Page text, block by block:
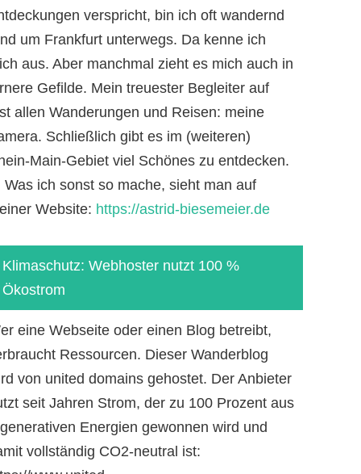
verspricht, bin ich oft wandernd
um Frankfurt unterwegs. Da kenne ich
aus. Aber manchmal zieht es mich auch in
Gefilde. Mein treuester Begleiter auf
allen Wanderungen und Reisen: meine
Schließlich gibt es im (weiteren)
Main-Gebiet viel Schönes zu entdecken.
Was ich sonst so mache, sieht man auf
Website: https://astrid-biesemeier.de
Klimaschutz: Webhoster nutzt 100 %
Ökostrom
eine Webseite oder einen Blog betreibt,
Ressourcen. Dieser Wanderblog
von united domains gehostet. Der Anbieter
seit Jahren Strom, der zu 100 Prozent aus
Energien gewonnen wird und
vollständig CO2-neutral ist: